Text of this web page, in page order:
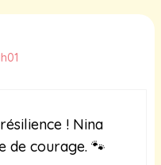
! Nina
de courage. 🐾